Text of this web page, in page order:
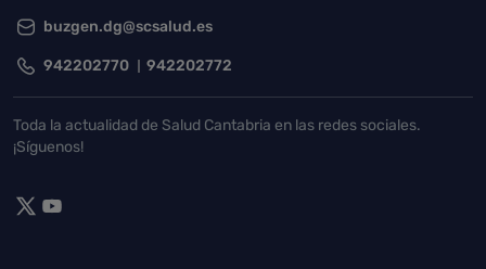
buzgen.dg@scsalud.es
942202770 942202772
Toda la actualidad de Salud Cantabria en las redes sociales.
¡Síguenos!